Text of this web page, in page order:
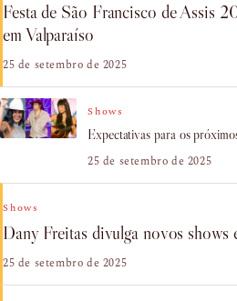
Festa de São Francisco de Assis
em Valparaíso
25 de setembro de 2025
Shows
Expectativas para os
25 de setembro de 2025
Shows
Dany Freitas divulga novos shows
25 de setembro de 2025